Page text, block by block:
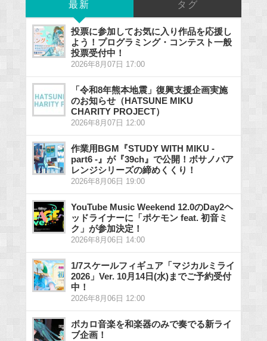
最新 タグ
投票に参加してお気に入り作品を応援し
よう！プログラミング・コンテスト一般
投票受付中！
2026年8月07日 17:00
「令和8年熊本地震」復興支援企画実施
のお知らせ（HATSUNE MIKU
CHARITY PROJECT）
2026年8月07日 12:00
作業用BGM『STUDY WITH MIKU -
part6 -』が『39ch』で公開！ボサノバア
レンジシリーズの締めくくり！
2026年8月06日 19:00
YouTube Music Weekend 12.0のDay2ヘ
ッドライナーに「ポケモン feat. 初音ミ
ク」が参加決定！
2026年8月06日 14:00
1/7スケールフィギュア「マジカルミライ
2026」Ver. 10月14日(水)までご予約受付
中！
2026年8月06日 12:00
ボカロ音楽を和楽器のみで奏でる新ライ
ブ企画！